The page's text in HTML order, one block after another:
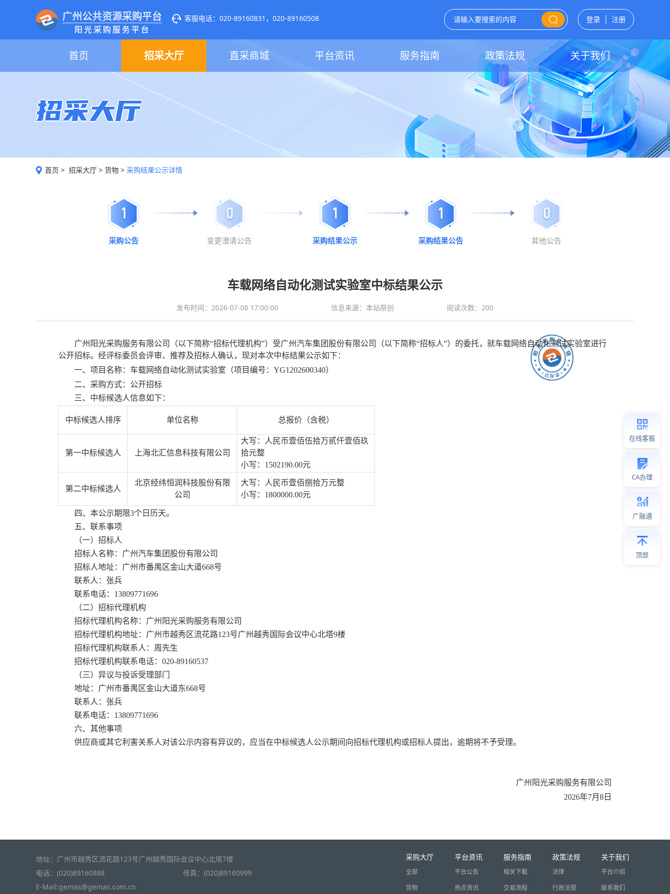
客服电话：020-89160831，020-89160508 登录 注册
首页 招采大厅 直采商城 平台资讯 服务指南 政策法规 关于我们
在线客服
CA办理
广融通
顶部
招采大厅
首页 > 招采大厅 > 货物 > 采购结果公示详情
1
采购公告
0
变更澄清公告
1
采购结果公示
1
采购结果公告
0
其他公告
车载网络自动化测试实验室中标结果公示
发布时间：2026-07-08 17:00:00 信息来源：本站原创 阅读次数： 200
广州阳光采购服务有限公司（以下简称“招标代理机构”）受广州汽车集团股份有限公司 （以下简称“招标人”）的委托，就车载网络自动化测试实验室进行
公开招标。经评标委员会评审、推荐及招标人确认，现对本次中标结果公示如下：
一、项目名称： 车载网络自动化测试实验室 （项目编号： YG1202600340）
二、采购方式： 公开招标
三、 中标候选人信息如下：
中标候选人排序 单位名称 总报价（含税）
第一中标候选人 上海北汇信息科技有限公司
大写： 人民币壹佰伍拾万贰仟壹佰玖
拾元整
小写： 1502190.00元
第二中标候选人
北京经纬恒润科技股份有限
公司
大写： 人民币壹佰捌拾万元整
小写： 1800000.00元
四、本公示期限3个日历天。
五、联系事项
（一） 招标人
招标人名称：广州汽车集团股份有限公司
招标人地址：广州市番禺区金山大道668号
联系人：张兵
联系电话： 13809771696
（二） 招标代理机构
招标代理机构名称：广州阳光采购服务有限公司
招标代理机构地址：广州市越秀区流花路123号广州越秀国际会议中心北塔9楼
招标代理机构联系人：周先生
招标代理机构联系电话： 020-89160537
（三）异议与投诉受理部门
地址：广州市番禺区金山大道东668号
联系人：张兵
联系电话： 13809771696
六、其他事项
供应商或其它利害关系人对该公示内容有异议的，应当在中标候选人公示期间向招标代理机构或招标人提出，逾期将不予受理。
广州阳光采购服务有限公司
2026年7月 8 日
地址：广州市越秀区流花路123号广州越秀国际会议中心北塔7楼
电话：(020)89160888
传真：(020)89160999
E-Mail:gemas@gemas.com.cn
采购大厅
全部
货物
平台资讯
平台公告
热点资讯
服务指南
相关下载
交易流程
政策法规
法律
行政法规
关于我们
平台介绍
联系我们